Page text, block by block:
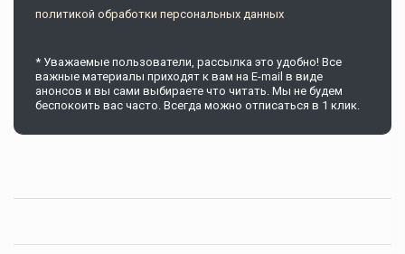
политикой обработки персональных данных
* Уважаемые пользователи, рассылка это удобно! Все
важные материалы приходят к вам на E-mail в виде
анонсов и вы сами выбираете что читать. Мы не будем
беспокоить вас часто. Всегда можно отписаться в 1 клик.